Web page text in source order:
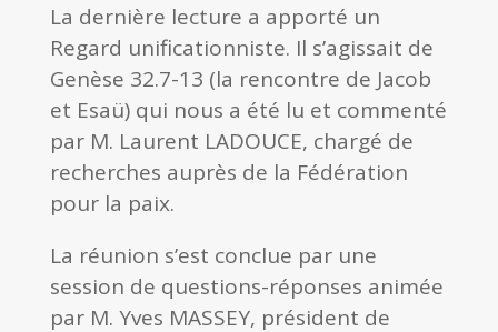
La dernière lecture a apporté un
Regard unificationniste. Il s’agissait de
Genèse 32.7-13 (la rencontre de Jacob
et Esaü) qui nous a été lu et commenté
par M. Laurent LADOUCE, chargé de
recherches auprès de la Fédération
pour la paix.
La réunion s’est conclue par une
session de questions-réponses animée
par M. Yves MASSEY, président de